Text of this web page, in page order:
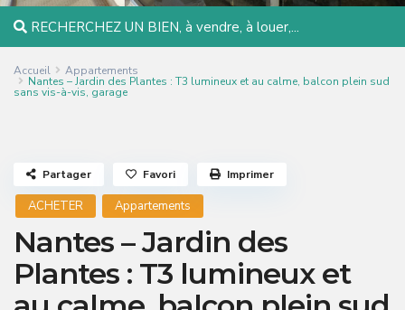
RECHERCHEZ UN BIEN, à vendre, à louer,...
Accueil Appartements
Nantes – Jardin des Plantes : T3 lumineux et au calme, balcon plein sud
sans vis-à-vis, garage
ACHETER Appartements
Nantes – Jardin des
Plantes : T3 lumineux et
Partager Favori Imprimer